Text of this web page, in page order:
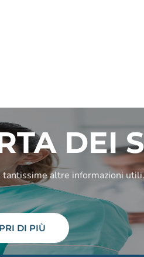
DEI
tantissime altre informazioni
DI PIÙ